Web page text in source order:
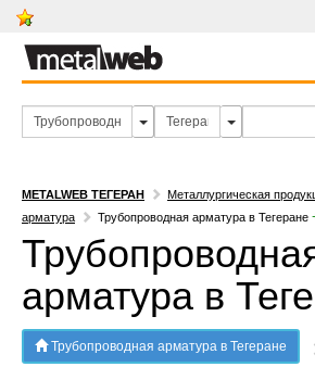
METALWEB ТЕГЕРАН Металлургическая
арматура
Трубопроводная арматура в Тегеране
арматура в
Трубопроводная арматура в Тегеране